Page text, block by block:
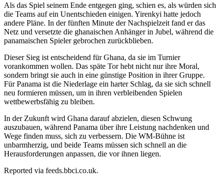
Als das Spiel seinem Ende entgegen ging, schien es, als würden sich
die Teams auf ein Unentschieden einigen. Yirenkyi hatte jedoch
andere Pläne. In der fünften Minute der Nachspielzeit fand er das
Netz und versetzte die ghanaischen Anhänger in Jubel, während die
panamaischen Spieler gebrochen zurückblieben.
Dieser Sieg ist entscheidend für Ghana, da sie im Turnier
vorankommen wollen. Das späte Tor hebt nicht nur ihre Moral,
sondern bringt sie auch in eine günstige Position in ihrer Gruppe.
Für Panama ist die Niederlage ein harter Schlag, da sie sich schnell
neu formieren müssen, um in ihren verbleibenden Spielen
wettbewerbsfähig zu bleiben.
In der Zukunft wird Ghana darauf abzielen, diesen Schwung
auszubauen, während Panama über ihre Leistung nachdenken und
Wege finden muss, sich zu verbessern. Die WM-Bühne ist
unbarmherzig, und beide Teams müssen sich schnell an die
Herausforderungen anpassen, die vor ihnen liegen.
Reported via feeds.bbci.co.uk.